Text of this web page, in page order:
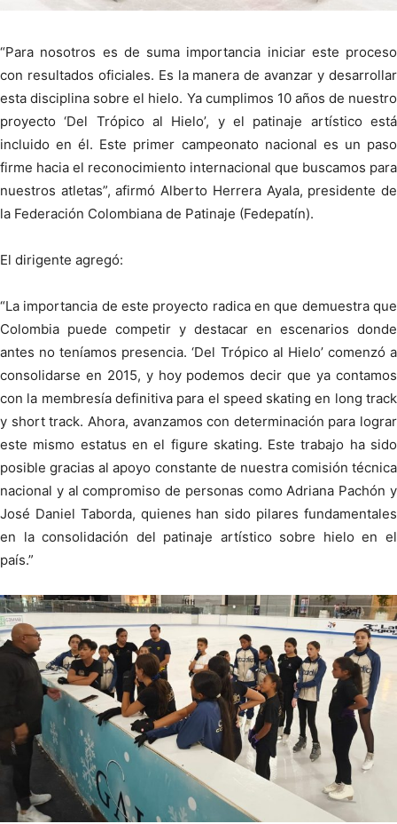
“Para nosotros es de suma importancia iniciar este proceso
con resultados oficiales. Es la manera de avanzar y desarrollar
esta disciplina sobre el hielo. Ya cumplimos 10 años de nuestro
proyecto ‘Del Trópico al Hielo’, y el patinaje artístico está
incluido en él. Este primer campeonato nacional es un paso
firme hacia el reconocimiento internacional que buscamos para
nuestros atletas”, afirmó Alberto Herrera Ayala, presidente de
la Federación Colombiana de Patinaje (Fedepatín).
El dirigente agregó:
“La importancia de este proyecto radica en que demuestra que
Colombia puede competir y destacar en escenarios donde
antes no teníamos presencia. ‘Del Trópico al Hielo’ comenzó a
consolidarse en 2015, y hoy podemos decir que ya contamos
con la membresía definitiva para el speed skating en long track
y short track. Ahora, avanzamos con determinación para lograr
este mismo estatus en el figure skating. Este trabajo ha sido
posible gracias al apoyo constante de nuestra comisión técnica
nacional y al compromiso de personas como Adriana Pachón y
José Daniel Taborda, quienes han sido pilares fundamentales
en la consolidación del patinaje artístico sobre hielo en el
país.”